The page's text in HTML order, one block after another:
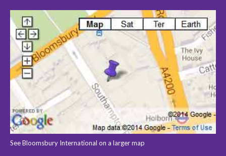
See Bloomsbury International on a larger map